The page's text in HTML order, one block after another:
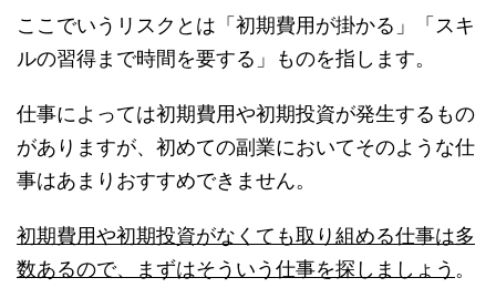
ここでいうリスクとは「初期費用が掛かる」「スキ
ルの習得まで時間を要する」ものを指します。
仕事によっては初期費用や初期投資が発生するもの
がありますが、初めての副業においてそのような仕
事はあまりおすすめできません。
初期費用や初期投資がなくても取り組める仕事は多
数あるので、まずはそういう仕事を探しましょう 。